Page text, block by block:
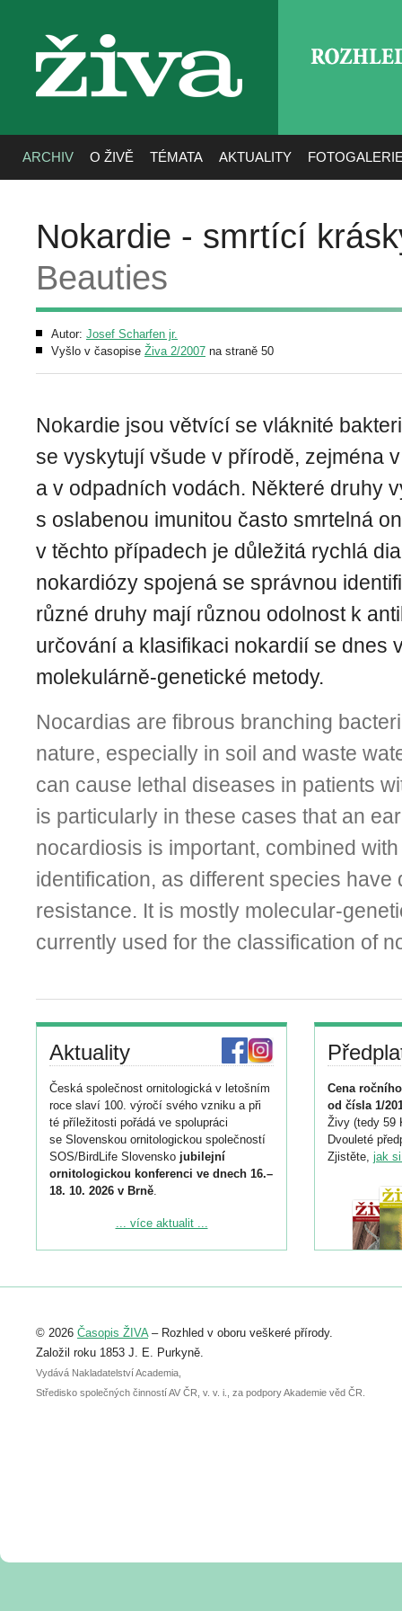
živa
ARCHIV O ŽIVĚ TÉMATA AKTUALITY
Nokardie - smrtící
Beauties
Autor: Josef Scharfen jr.
Vyšlo v časopise Živa 2/2007 na straně 50
Nokardie jsou větvící se vláknité
se vyskytují všude v přírodě, zejména
a v odpadních vodách. Některé druhy
s oslabenou imunitou často smrtelná
v těchto případech je důležitá rychlá
nokardiózy spojená se správnou
různé druhy mají různou odolnost k
určování a klasifikaci nokardií se dnes
molekulárně-genetické metody.
Nocardias are fibrous branching
nature, especially in soil and waste
can cause lethal diseases in patients
is particularly in these cases that an
nocardiosis is important, combined
identification, as different species have
resistance. It is mostly molecular-
currently used for the classification of
Aktuality
Česká společnost ornitologická v letošním
roce slaví 100. výročí svého vzniku a při
té příležitosti pořádá ve spolupráci
se Slovenskou ornitologickou společností
SOS/BirdLife Slovensko jubilejní
ornitologickou konferenci ve dnech 16.–
18. 10. 2026 v Brně.
Podrobnější informace ke konferenci
Registrovat se můžete do 6. září.
abstraktu přihlášené přednášky nebo
posteru je už 30. června.
... více aktualit ...
Cena
od čísla 1/
Živy (tedy 59
Dvouleté
Zjistěte, jak
© 2026 Časopis ŽIVA– Rozhled v oboru veškeré přírody.
Založil roku 1853 J. E. Purkyně.
Vydává Nakladatelství Academia,
Středisko společných činností AV ČR, v. v. i., za podpory Akademie věd ČR.